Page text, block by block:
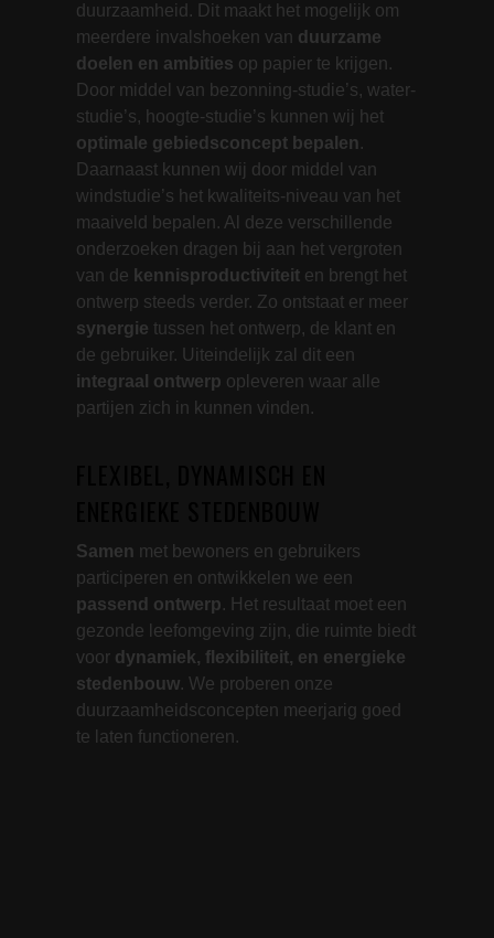
duurzaamheid. Dit maakt het mogelijk om
meerdere invalshoeken van duurzame
doelen en ambities op papier te krijgen.
Door middel van bezonning-studie’s, water-
studie’s, hoogte-studie’s kunnen wij het
optimale gebiedsconcept bepalen.
Daarnaast kunnen wij door middel van
windstudie’s het kwaliteits-niveau van het
maaiveld bepalen. Al deze verschillende
onderzoeken dragen bij aan het vergroten
van de kennisproductiviteit en brengt het
ontwerp steeds verder. Zo ontstaat er meer
synergie tussen het ontwerp, de klant en
de gebruiker. Uiteindelijk zal dit een
integraal ontwerp opleveren waar alle
partijen zich in kunnen vinden.
Samen met bewoners en gebruikers
participeren en ontwikkelen we een
passend ontwerp. Het resultaat moet een
gezonde leefomgeving zijn, die ruimte biedt
voor dynamiek, flexibiliteit, en energieke
stedenbouw. We proberen onze
duurzaamheidsconcepten meerjarig goed
te laten functioneren.